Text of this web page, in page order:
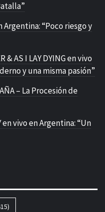
Argentina: “Poco riesgo y
& AS I LAY DYING en vivo
y una misma pasión”
– La Procesión de
en vivo en Argentina: “Un